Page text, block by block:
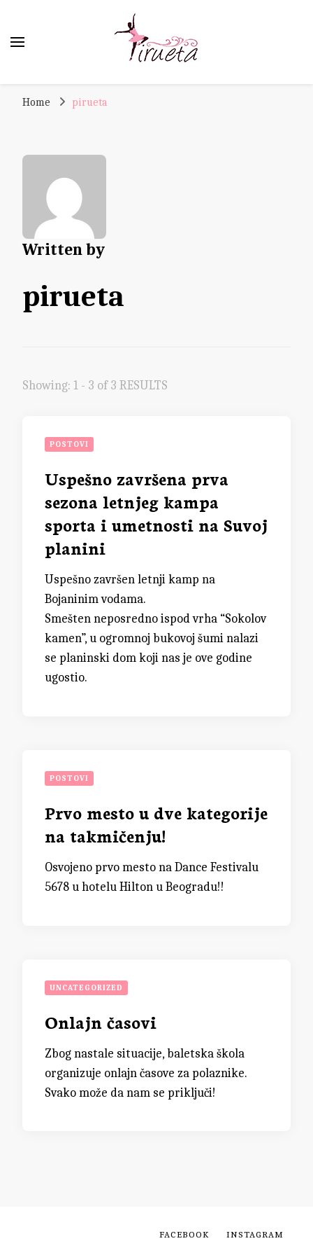
Home pirueta
Written by
pirueta
Showing: 1 - 3 of 3 RESULTS
POSTOVI
Uspešno završena prva
sezona letnjeg kampa
sporta i umetnosti na Suvoj
planini
Uspešno završen letnji kamp na
Bojaninim vodama.
Smešten neposredno ispod vrha “Sokolov
kamen”, u ogromnoj bukovoj šumi nalazi
se planinski dom koji nas je ove godine
ugostio.
POSTOVI
Prvo mesto u dve kategorije
na takmičenju!
Osvojeno prvo mesto na Dance Festivalu
5678 u hotelu Hilton u Beogradu!!
UNCATEGORIZED
Onlajn časovi
Zbog nastale situacije, baletska škola
organizuje onlajn časove za polaznike.
Svako može da nam se priključi!
FACEBOOK INSTAGRAM